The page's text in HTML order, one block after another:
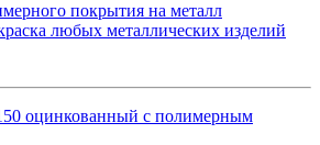
покрытия на металл
любых металлических изделий
оцинкованный с полимерным